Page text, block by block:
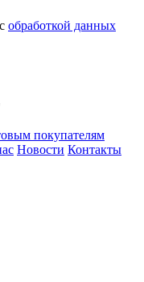
обработкой данных
покупателям
Новости Контакты